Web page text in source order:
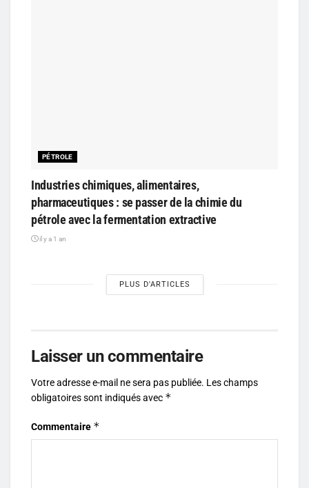
PÉTROLE
Industries chimiques, alimentaires,
pharmaceutiques : se passer de la chimie du
pétrole avec la fermentation extractive
il y a 1 an
PLUS D'ARTICLES
Laisser un commentaire
Votre adresse e-mail ne sera pas publiée. Les champs
obligatoires sont indiqués avec *
Commentaire *